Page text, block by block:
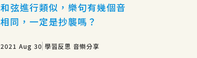
和弦進行類似，樂句有幾個音
相同，一定是抄襲嗎？
2021 Aug 30 學習反思 音樂分享